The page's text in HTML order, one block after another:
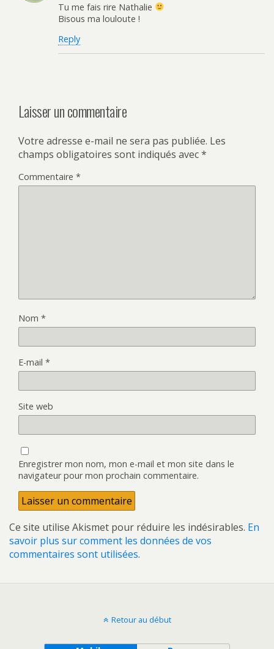
Tu me fais rire Nathalie
Bisous ma louloute !
Reply
Laisser un commentaire
Votre adresse e-mail ne sera pas publiée. Les
champs obligatoires sont indiqués avec*
Commentaire *
Nom *
E-mail *
Site web
Enregistrer mon nom, mon e-mail et mon site dans le
navigateur pour mon prochain commentaire.
Ce site utilise Akismet pour réduire les indésirables. En
savoir plus sur comment les données de vos
commentaires sont utilisées.
Retour au début